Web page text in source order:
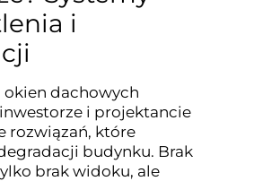
i
okien dachowych
i projektancie
rozwiązań, które
budynku. Brak
brak widoku, ale